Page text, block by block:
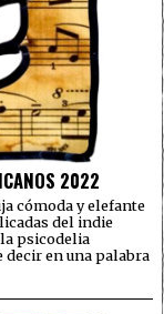
2022
cómoda y elefante
del indie
la psicodelia
decir en una palabra